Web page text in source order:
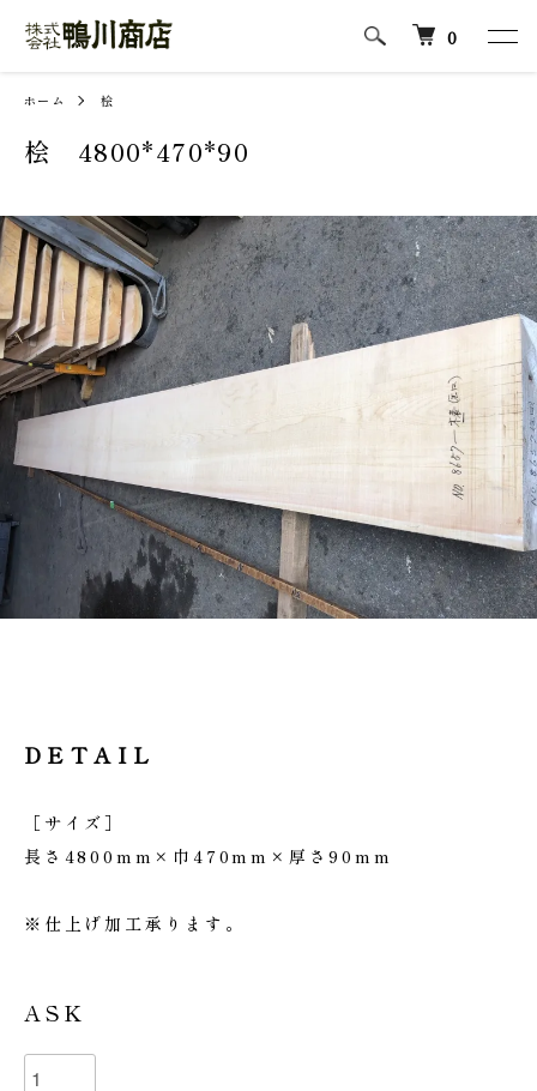
0
ホーム 桧
桧 4800*470*90
DETAIL
［サイズ］
長さ4800mm×巾470mm×厚さ90mm
※仕上げ加工承ります。
ASK